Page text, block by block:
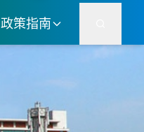
政策指南